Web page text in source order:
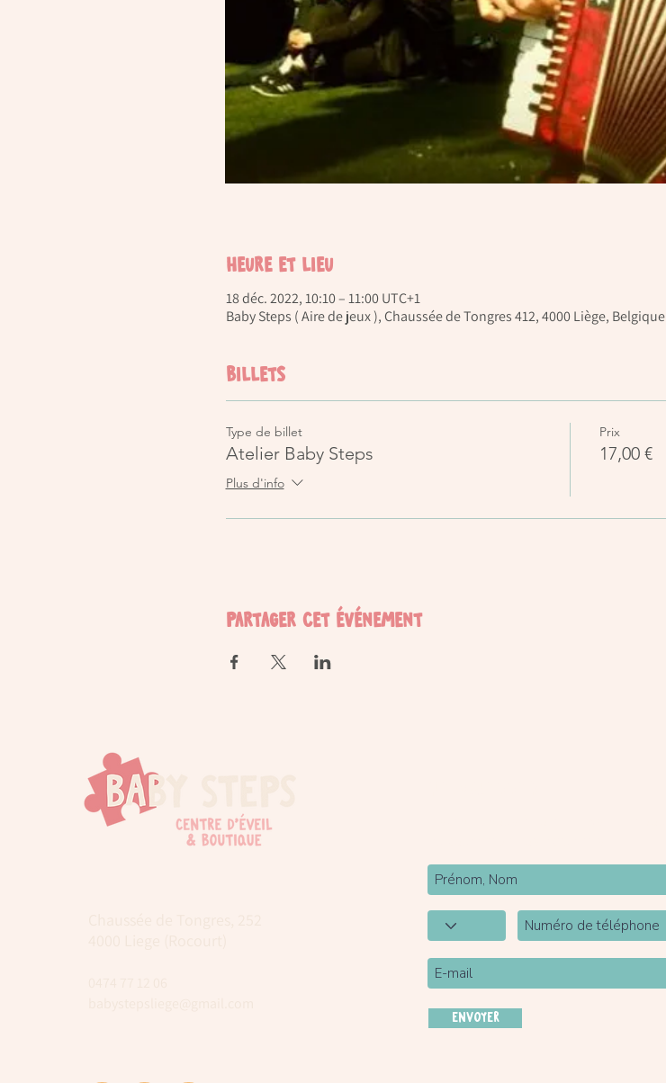
Heure et lieu
18 déc. 2022, 10:10 – 11:00 UTC+1
Baby Steps ( Aire de jeux ), Chaussée de Tongres 412, 4000 Liège, Belgique
Billets
Type de billet
Atelier Baby Steps
Plus d'info
Prix
17,00 €
Partager cet événement
ENVOYER